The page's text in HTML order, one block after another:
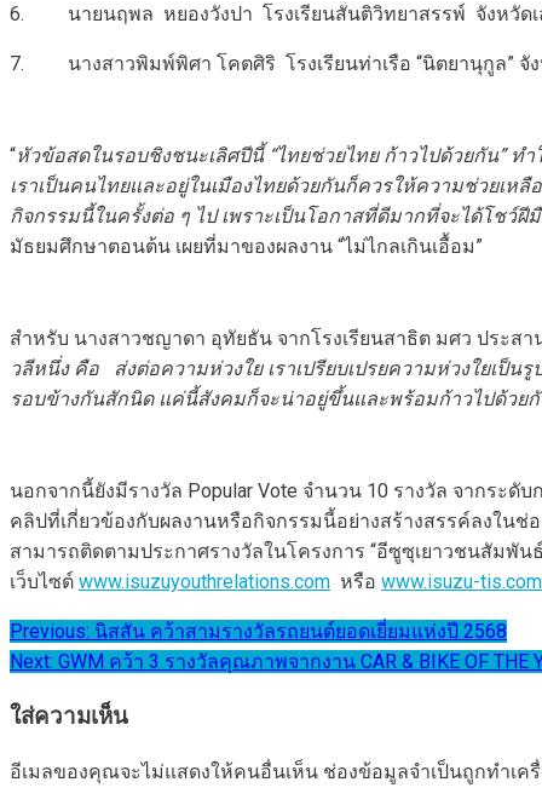
6. นายนฤพล หยองวังปา โรงเรียนสันติวิทยาสรรพ์ จังหวัดเ
7. นางสาวพิมพ์พิศา โคตศิริ โรงเรียนท่าเรือ “นิตยานุกูล” จั
“หัวข้อสดในรอบชิงชนะเลิศปีนี้ “ไทยช่วยไทย ก้าวไปด้วยกัน” ทำ
เราเป็นคนไทยและอยู่ในเมืองไทยด้วยกันก็ควรให้ความช่วยเห
กิจกรรมนี้ในครั้งต่อ ๆ ไป เพราะเป็นโอกาสที่ดีมากที่จะได้โชว์ฝี
มัธยมศึกษาตอนต้น เผยที่มาของผลงาน “ไม่ไกลเกินเอื้อม”
สำหรับ นางสาวชญาดา อุทัยธัน จากโรงเรียนสาธิต มศว ประ
วลีหนึ่ง คือ
ส่งต่อความห่วงใย เราเปรียบเปรยความห่วงใยเป็
รอบข้างกันสักนิด แค่นี้สังคมก็จะน่าอยู่ขึ้นและพร้อมก้าวไปด้วย
นอกจากนี้ยังมีรางวัล Popular Vote จำนวน 10 รางวัล จากระ
คลิปที่เกี่ยวข้องกับผลงานหรือกิจกรรมนี้อย่างสร้างสรรค์ลงใน
สามารถติดตามประกาศรางวัลในโครงการ “อีซูซุเยาวชนสัมพัน
เว็บไซต์ www.isuzuyouthrelations.com หรือ www.isuzu-tis.com
แนะแนว
เรื่อง
Previous: นิสสัน คว้าสามรางวัลรถยนต์ยอดเยี่ยมแห่งปี 2568
Next: GWM คว้า 3 รางวัลคุณภาพจากงาน CAR & BIKE OF THE
ใส่ความเห็น
อีเมลของคุณจะไม่แสดงให้คนอื่นเห็น ช่องข้อมูลจำเป็นถูกทำเค